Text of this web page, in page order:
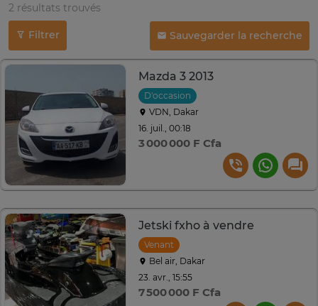
2 résultats trouvés
Filtrer Sauvegarder la recherche
Mazda 3 2013
D'occasion
VDN, Dakar
16. juil., 00:18
3 000 000 F Cfa
Jetski fxho à vendre
Venant
Bel air, Dakar
23. avr., 15:55
7 500 000 F Cfa